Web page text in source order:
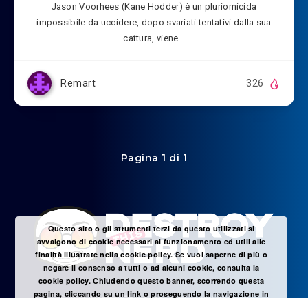
Jason Voorhees (Kane Hodder) è un pluriomicida
impossibile da uccidere, dopo svariati tentativi dalla sua
cattura, viene…
Remart 326
Pagina 1 di 1
Questo sito o gli strumenti terzi da questo utilizzati si
avvalgono di cookie necessari al funzionamento ed utili alle
finalità illustrate nella cookie policy. Se vuoi saperne di più o
negare il consenso a tutti o ad alcuni cookie, consulta la
cookie policy. Chiudendo questo banner, scorrendo questa
pagina, cliccando su un link o proseguendo la navigazione in